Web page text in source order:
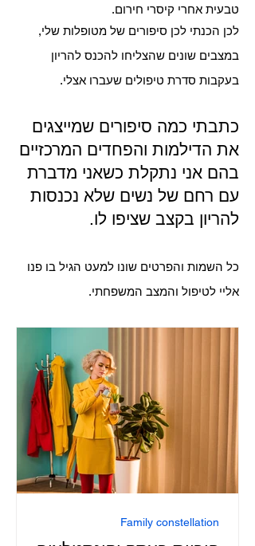
טבעית אחרי קיסרי חירום.
לכן הכנתי לכן סיפורים של מטופלות שלי,
במצבים שונים שהצליחו להכנס להריון
בעקבות סדרת טיפולים שעברו אצלי.
כתבתי כמה סיפורים שמייצגים
את הדילמות והפחדים המרכזיים
בהם אני נתקלת כשאני מדברת
עם רחם של נשים שלא נכנסות
להריון בקצב שציפו לו.
כל השמות והפרטים שונו למעט הגיל בו פנו
אליי לטיפול והמצב המשפחתי.
Family constellation